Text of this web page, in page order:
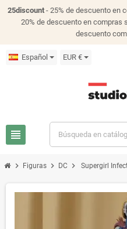
25discount- 25% de descuento en
20% de descuento en compras
descuento
Español EUR €
view_headline
chevron_right Figuras chevron_right DC chevron_right Supergirl